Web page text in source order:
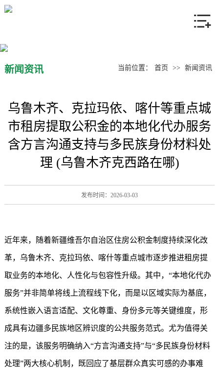
产品中心
联系我们
新闻资讯 当前位置： 首页 >> 新闻资讯
乌鲁木齐、克拉玛依、喀什等重点城
市租房提取公积金的本地化代办服务
含方言沟通支持与多民族身份材料处
理 (乌鲁木齐克西路在哪)
发布时间：2026-03-03
近年来，随着新疆维吾尔自治区住房公积金制度持续深化改
革，乌鲁木齐、克拉玛依、喀什等重点城市逐步推进租房提
取业务的本地化、人性化与包容性升级。其中，“本地化代办
服务”并非简单将线上流程线下化，而是以区域实际为基底，
系统性嵌入语言适配、文化尊重、身份多元等关键维度，形
成具有边疆多民族地区辨识度的公共服务范式。尤为值得关
注的是，该服务明确纳入“方言沟通支持”与“多民族身份材料
处理”两大核心机制，既回应了基层群众真实可感的办事难